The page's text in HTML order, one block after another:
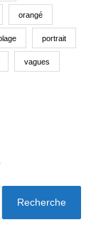
orangé
portrait
vagues
Recherche